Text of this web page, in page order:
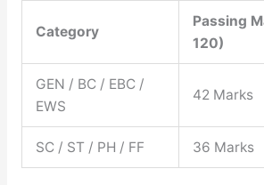
Category
Passing
120)
GEN / BC / EBC /
EWS
42 Marks
SC / ST / PH / FF 36 Marks